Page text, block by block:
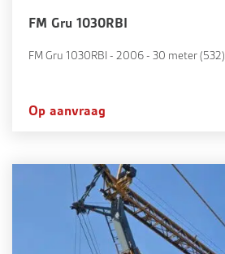
FM Gru 1030RBI
FM Gru 1030RBI - 2006 - 30 meter (532)
Op aanvraag